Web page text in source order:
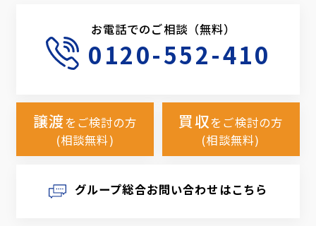
お電話でのご相談（無料）
0120-552-410
譲渡をご検討の方
(相談無料)
買収をご検討の方
(相談無料)
グループ総合お問い合わせはこちら